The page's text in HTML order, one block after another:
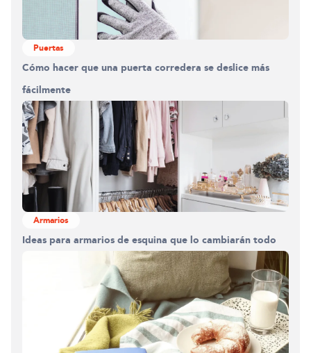
Puertas
Cómo hacer que una puerta corredera se deslice más
fácilmente
Armarios
Ideas para armarios de esquina que lo cambiarán todo